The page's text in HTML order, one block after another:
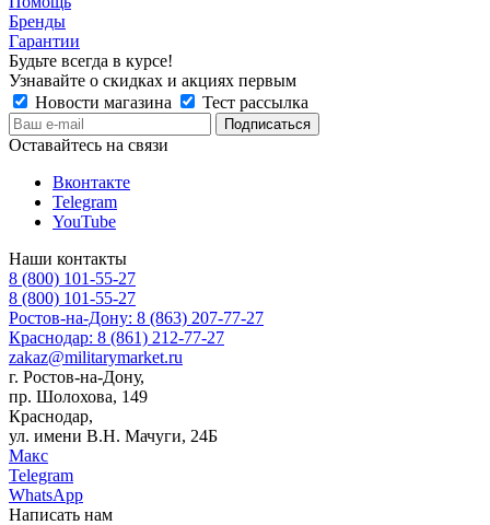
Бренды
Гарантии
Будьте всегда в курсе!
Узнавайте о скидках и акциях первым
Новости магазина
Тест рассылка
Оставайтесь на связи
Вконтакте
Telegram
YouTube
Наши контакты
8 (800) 101-55-27
8 (800) 101-55-27
Ростов-на-Дону: 8 (863) 207-77-27
Краснодар: 8 (861) 212-77-27
zakaz@militarymarket.ru
г. Ростов-на-Дону,
пр. Шолохова, 149
Краснодар,
ул. имени В.Н. Мачуги, 24Б
Макс
Telegram
WhatsApp
Написать нам